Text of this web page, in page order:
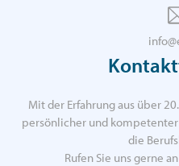
Mit der Erfahrung aus über
persönlicher und
die
Rufen Sie uns gerne